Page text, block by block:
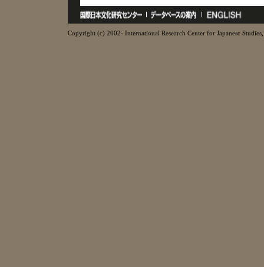
Copyright (c) 2002- International Research Center for Japanese